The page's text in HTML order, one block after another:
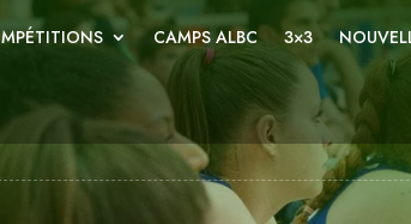
CAMPS ALBC 3×3